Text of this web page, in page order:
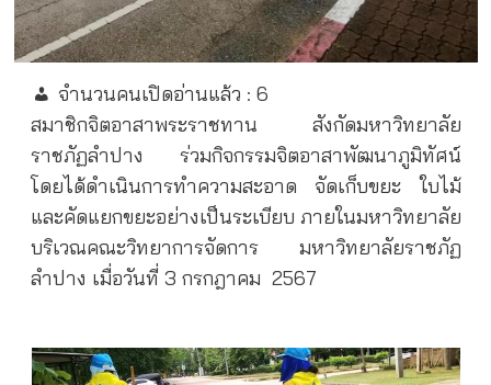
จำนวนคนเปิดอ่านแล้ว : 6
สมาชิกจิตอาสาพระราชทาน สังกัดมหาวิทยาลัย
ราชภัฏลำปาง ร่วมกิจกรรมจิตอาสาพัฒนาภูมิทัศน์
โดยได้ดำเนินการทำความสะอาด จัดเก็บขยะ ใบไม้
และคัดแยกขยะอย่างเป็นระเบียบ ภายในมหาวิทยาลัย
บริเวณคณะวิทยาการจัดการ มหาวิทยาลัยราชภัฏ
ลำปาง เมื่อวันที่ 3 กรกฎาคม 2567